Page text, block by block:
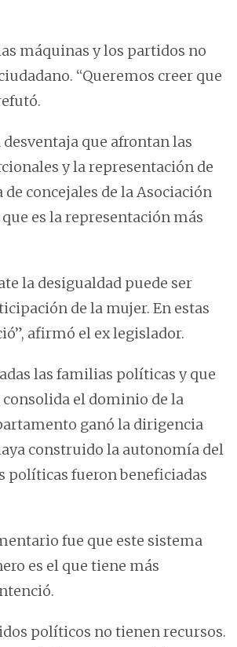
máquinas y los partidos no
“Queremos creer que
que afrontan las
y la representación de
concejales de la Asociación
es la representación más
la desigualdad puede ser
de la mujer. En estas
afirmó el ex legislador.
las familias políticas y que
consolida el dominio de la
ganó la dirigencia
construido la autonomía del
políticas fueron beneficiadas
fue que este sistema
es el que tiene más
políticos no tienen recursos.